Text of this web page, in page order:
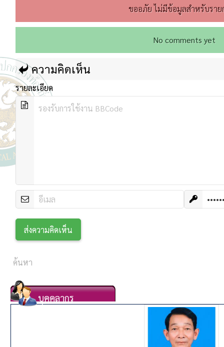
ขออภัย ไม่มีข้อมูลสำหรับราย
No comments yet
ความคิดเห็น
รายละเอียด
บุคคลากร